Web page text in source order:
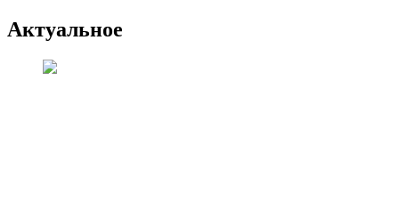
Актуальное